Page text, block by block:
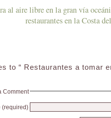
al aire libre en la gran vía
restaurantes en la Costa
to “ Restaurantes a tomar
Comment
(required)